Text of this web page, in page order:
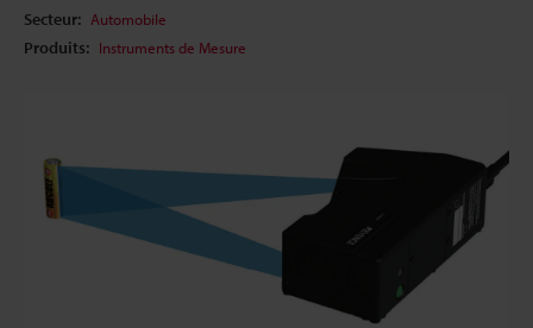
Secteur: Automobile
Produits: Instruments de Mesure